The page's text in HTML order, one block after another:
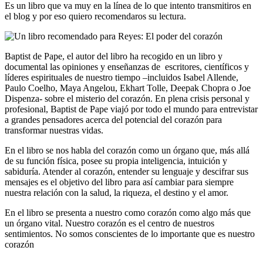
Es un libro que va muy en la línea de lo que intento transmitiros en
el blog y por eso quiero recomendaros su lectura.
Baptist de Pape, el autor del libro ha recogido en un libro y
documental las opiniones y enseñanzas de escritores, científicos y
líderes espirituales de nuestro tiempo –incluidos Isabel Allende,
Paulo Coelho, Maya Angelou, Ekhart Tolle, Deepak Chopra o Joe
Dispenza- sobre el misterio del corazón. En plena crisis personal y
profesional, Baptist de Pape viajó por todo el mundo para entrevistar
a grandes pensadores acerca del potencial del corazón para
transformar nuestras vidas.
En el libro se nos habla del corazón como un órgano que, más allá
de su función física, posee su propia inteligencia, intuición y
sabiduría. Atender al corazón, entender su lenguaje y descifrar sus
mensajes es el objetivo del libro para así cambiar para siempre
nuestra relación con la salud, la riqueza, el destino y el amor.
En el libro se presenta a nuestro como corazón como algo más que
un órgano vital. Nuestro corazón es el centro de nuestros
sentimientos. No somos conscientes de lo importante que es nuestro
corazón